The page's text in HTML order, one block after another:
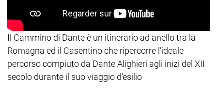
Il Cammino di Dante è un itinerario ad anello tra la
Romagna ed il Casentino che ripercorre l’ideale
percorso compiuto da Dante Alighieri agli inizi del XII
secolo durante il suo viaggio d'esilio